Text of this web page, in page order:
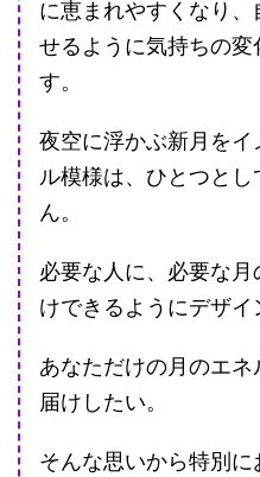
に恵まれやすくなり
せるように気持ちの
す。
夜空に浮かぶ新月を
ル模様は、ひとつと
ん。
必要な人に、必要な
けできるようにデザイ
あなただけの月のエ
届けしたい。
そんな思いから特別